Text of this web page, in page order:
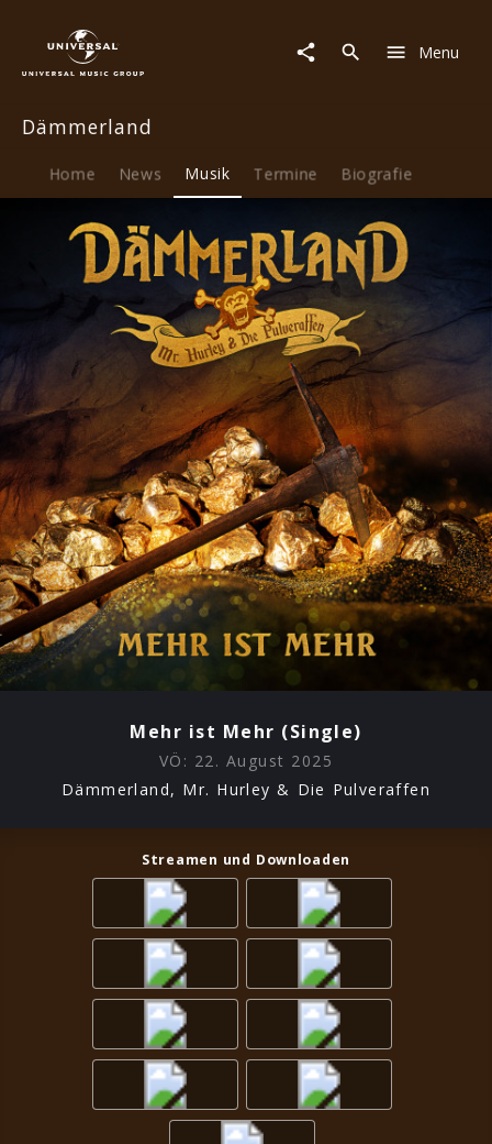
(Single)
Menu
Dämmerland
Home News Musik Termine Biografie
Mehr ist Mehr (Single)
VÖ: 22. August 2025
Dämmerland, Mr. Hurley & Die Pulveraffen
Streamen und Downloaden